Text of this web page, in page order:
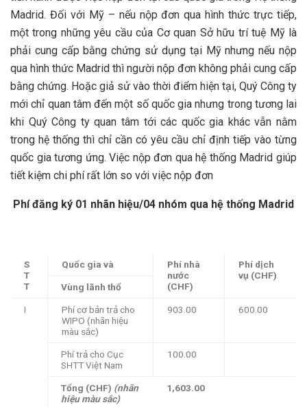
Madrid. Đối với Mỹ – nếu nộp đơn qua hình thức trực tiếp,
một trong những yêu cầu của Cơ quan Sở hữu trí tuệ Mỹ là
phải cung cấp bằng chứng sử dụng tại Mỹ nhưng nếu nộp
qua hình thức Madrid thì người nộp đơn không phải cung cấp
bằng chứng. Hoặc giả sử vào thời điểm hiện tại, Quý Công ty
mới chỉ quan tâm đến một số quốc gia nhưng trong tương lai
khi Quý Công ty quan tâm tới các quốc gia khác vẫn nằm
trong hệ thống thì chỉ cần có yêu cầu chỉ định tiếp vào từng
quốc gia tương ứng. Việc nộp đơn qua hệ thống Madrid giúp
tiết kiệm chi phí rất lớn so với việc nộp đơn
Phí đăng ký 01 nhãn hiệu/04 nhóm qua hệ thống Madrid
S
T
T
Quốc gia và
Phí nhà
nước
(CHF)
Phí dịch
vụ (CHF)
Vùng lãnh thổ
I
Phí cơ bản trả cho
WIPO (nhãn hiệu
màu sắc)
903.00 600.00
Phí trả cho Cục
SHTT Việt Nam
100.00
Tổng (CHF) (nhãn
hiệu màu sắc)
1,603.00